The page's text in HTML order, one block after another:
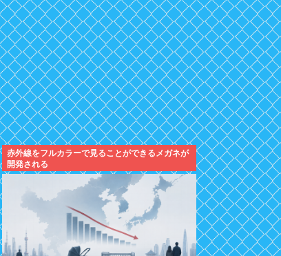
赤外線をフルカラーで見ることができるメガネが
開発される